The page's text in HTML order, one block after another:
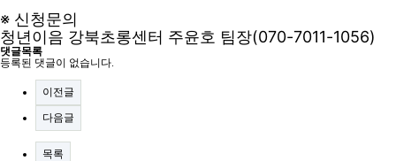
※ 신청문의
청년이음 강북초롱센터 주윤호 팀장(070-7011-1056)
댓글목록
등록된 댓글이 없습니다.
이전글
다음글
목록